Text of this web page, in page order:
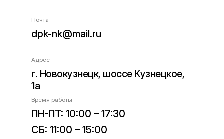
Почта
dpk-nk@mail.ru
Время работы
ПН-ПТ: 10:00 – 17:30
СБ: 11:00 – 15:00
Адрес
г. Новокузнецк, шоссе Кузнецкое,
1а